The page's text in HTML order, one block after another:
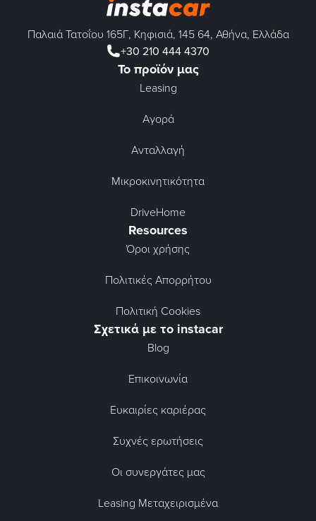
Παλαιά Τατοΐου 165Γ, Κηφισιά, 145 64, Αθήνα, Ελλάδα
+30 210 444 4370
Το προϊόν μας
Leasing
Αγορά
Ανταλλαγή
Μικροκινητικότητα
DriveHome
Resources
Όροι χρήσης
Πολιτικές Απορρήτου
Πολιτική Cookies
Σχετικά με το instacar
Blog
Επικοινωνία
Ευκαιρίες καριέρας
Συχνές ερωτήσεις
Οι συνεργάτες μας
Leasing Μεταχειρισμένα